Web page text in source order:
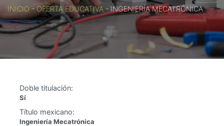
INICIO-OFERTA EDUCATIVA -INGENIERÍA MECATRÓNICA
Doble titulación:
Sí
Título mexicano:
Ingeniería Mecatrónica